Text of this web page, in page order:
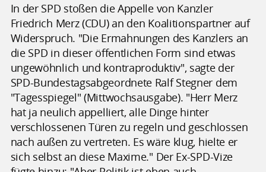
In der SPD stoßen die Appelle von Kanzler
Friedrich Merz (CDU) an den Koalitionspartner auf
Widerspruch. "Die Ermahnungen des Kanzlers an
die SPD in dieser öffentlichen Form sind etwas
ungewöhnlich und kontraproduktiv", sagte der
SPD-Bundestagsabgeordnete Ralf Stegner dem
"Tagesspiegel" (Mittwochsausgabe). "Herr Merz
hat ja neulich appelliert, alle Dinge hinter
verschlossenen Türen zu regeln und geschlossen
nach außen zu vertreten. Es wäre klug, hielte er
sich selbst an diese Maxime." Der Ex-SPD-Vize